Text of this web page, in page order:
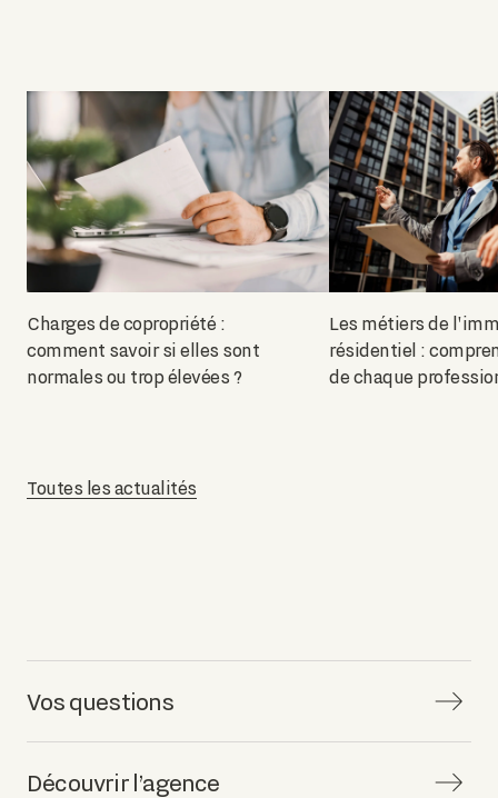
Charges de copropriété :
comment savoir si elles sont
normales ou trop élevées ?
Les métiers de
résidentiel :
de chaque
Toutes les actualités
Vos questions
Découvrir l’agence